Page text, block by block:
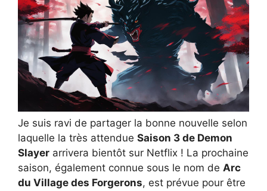
Je suis ravi de partager la bonne nouvelle selon
laquelle la très attendue Saison 3 de Demon
Slayer arrivera bientôt sur Netflix ! La prochaine
saison, également connue sous le nom de Arc
du Village des Forgerons, est prévue pour être